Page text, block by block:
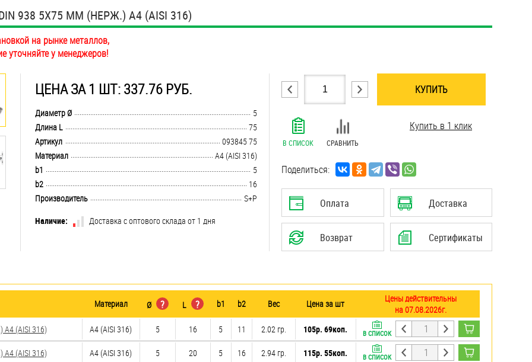
938 5Х75 ММ (НЕРЖ.) A4 (AISI 316)
на рынке металлов,
уточняйте у менеджеров!
ЦЕНА ЗА 1 ШТ: 337.76 РУБ.
........................................................................................................................................................................................................
Диаметр Ø
5
........................................................................................................................................................................................................
Длина L
75
........................................................................................................................................................................................................
Артикул
093845 75
........................................................................................................................................................................................................
Материал
A4 (AISI 316)
........................................................................................................................................................................................................
b1
5
........................................................................................................................................................................................................
b2
16
........................................................................................................................................................................................................
Производитель
S+P
Наличие:
Доставка с оптового склада от 1 дня
КУПИТЬ
В СПИСОК СРАВНИТЬ
Купить в 1 клик
Поделиться:
Оплата Доставка
Возврат Сертификаты
Материал Ø ? L ? b1 b2 Вес Цена за шт
Цены действительны
на 07.08.2026г.
(AISI 316)
A4 (AISI 316) 5 16 5 11 2.02 гр. 105р. 69коп. В СПИСОК
(AISI 316) A4 (AISI 316) 5 20 5 16 2.94 гр. 115р. 55коп. В СПИСОК